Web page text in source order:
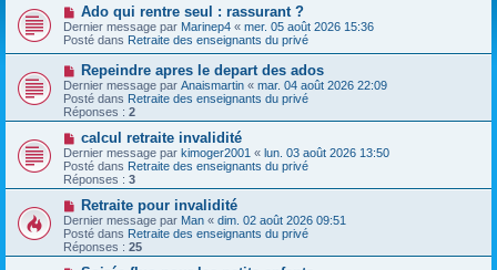
N
o
u
v
e
a
u
m
e
s
a
g
e
Ado qui rentre seul : rassurant ?
Dernier message par Marinep4 « mer. 05 août 2026 15:36
Posté dans Retraite des enseignants du privé
N
o
u
v
e
a
u
m
e
s
s
a
g
e
Repeindre apres le depart des ados
Dernier message par Anaismartin « mar. 04 août 2026 22:09
Posté dans Retraite des enseignants du privé
Réponses : 2
N
o
u
v
e
a
u
m
e
s
s
calcul retraite invalidité
Dernier message par kimoger2001 « lun. 03 août 2026 13:50
Posté dans Retraite des enseignants du privé
Réponses : 3
N
o
u
v
e
Retraite pour invalidité
Dernier message par Man « dim. 02 août 2026 09:51
Posté dans Retraite des enseignants du privé
Réponses : 25